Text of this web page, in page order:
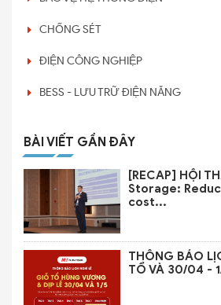
CHỐNG SÉT
ĐIỆN CÔNG NGHIỆP
BESS - LƯU TRỮ ĐIỆN NĂNG
BÀI VIẾT GẦN ĐÂY
[RECAP] HỘI
Storage:
cost...
THÔNG BÁO
TỔ VÀ 30/04 -